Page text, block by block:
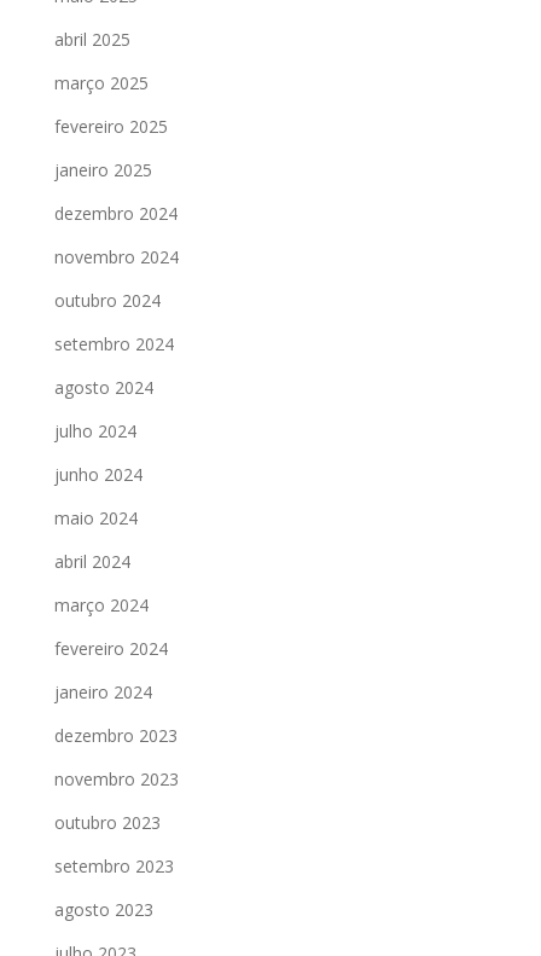
abril 2025
março 2025
fevereiro 2025
janeiro 2025
dezembro 2024
novembro 2024
outubro 2024
setembro 2024
agosto 2024
julho 2024
junho 2024
maio 2024
abril 2024
março 2024
fevereiro 2024
janeiro 2024
dezembro 2023
novembro 2023
outubro 2023
setembro 2023
agosto 2023